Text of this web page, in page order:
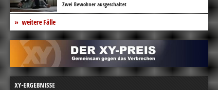
Zwei Bewohner ausgeschaltet
weitere Fälle
XY-ERGEBNISSE